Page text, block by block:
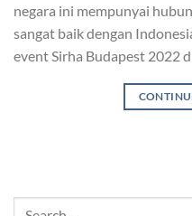
negara ini mempunyai
sangat baik dengan
event Sirha Budapest 2022